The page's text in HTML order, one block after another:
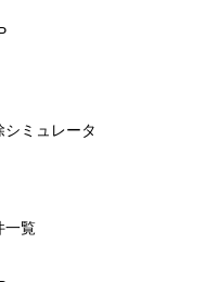
ミュレータ
一覧